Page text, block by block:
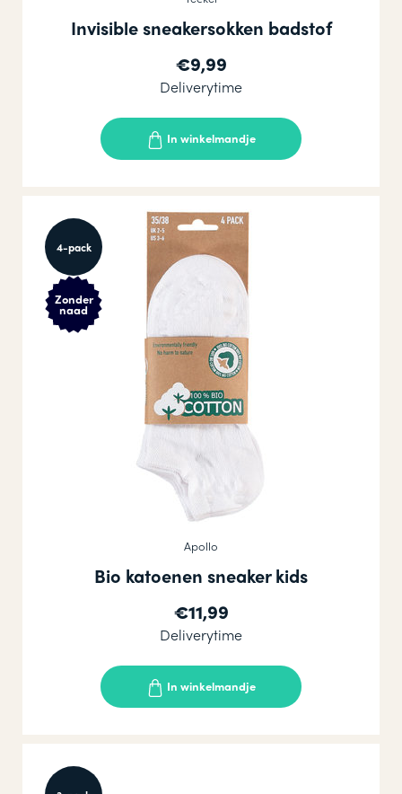
Invisible sneakersokken badstof
€9,99
Deliverytime
In winkelmandje
4-pack
Zonder
naad
Apollo
Bio katoenen sneaker kids
€11,99
Deliverytime
In winkelmandje